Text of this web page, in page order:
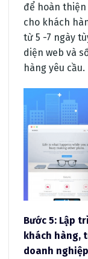
để hoàn
cho khách
từ 5 -7 ngày
diện web và
hàng yêu cầu.
Bước 5: Lập
khách hàng,
doanh